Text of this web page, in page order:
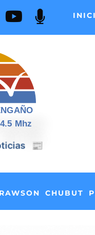
Mhz
📰
RAWSON CHUBUT